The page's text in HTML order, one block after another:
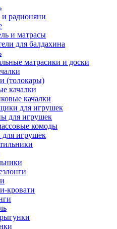
радионяни
и матрасы
для балдахина
матрасики и доски
(толокары)
качалки
качалки
для игрушек
для игрушек
комоды
игрушек
кровати